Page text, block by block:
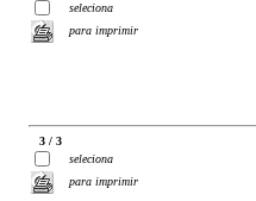
seleciona
para imprimir
3 / 3
seleciona
para imprimir